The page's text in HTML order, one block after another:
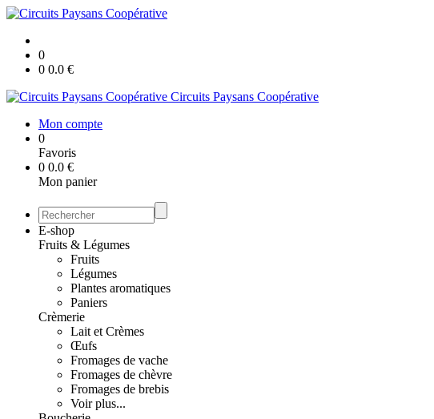
0
0 0.0 €
Circuits Paysans Coopérative
Mon compte
0
Favoris
0 0.0 €
Mon panier
E-shop
Fruits & Légumes
Fruits
Légumes
Plantes aromatiques
Paniers
Crèmerie
Lait et Crèmes
Œufs
Fromages de vache
Fromages de chèvre
Fromages de brebis
Voir plus...